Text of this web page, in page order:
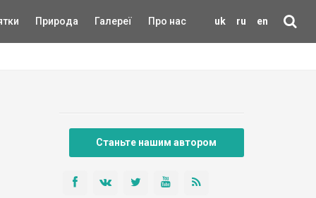
uk ru en
Природа Галереї Про нас
Станьте нашим автором